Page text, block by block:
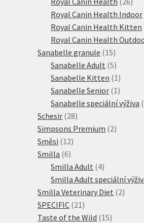
Royal Canin Health Indoor
Royal Canin Health Kitten
Royal Canin Health
Sanabelle granule 1515
produktů
Sanabelle Adult 55
produktů
Sanabelle Kitten 11
produkt
Sanabelle Senior 11
Sanabelle speciální výživa
Schesir 2828
produktů
Simpsons Premium 22
Směsi 1212
Smilla 66
produktů
Smilla Adult 44
produkty
Smilla Adult speciální
Smilla Veterinary Diet 22
SPECIFIC 2121
produktů
Taste of the Wild 1515